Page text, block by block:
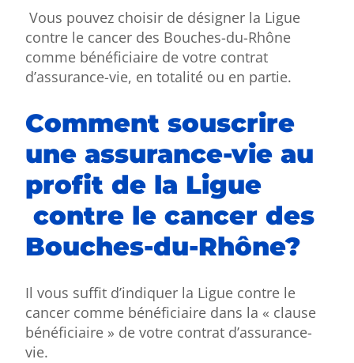
Vous pouvez choisir de désigner la Ligue
contre le cancer des Bouches-du-Rhône
comme bénéficiaire de votre contrat
d’assurance-vie, en totalité ou en partie.
Comment souscrire
une assurance-vie au
profit de la Ligue
contre le cancer des
Bouches-du-Rhône?
Il vous suffit d’indiquer la Ligue contre le
cancer comme bénéficiaire dans la « clause
bénéficiaire » de votre contrat d’assurance-
vie.